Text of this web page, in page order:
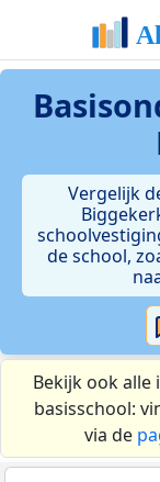
Vergelijk
de school,
Bekijk ook
basisschool:
via de